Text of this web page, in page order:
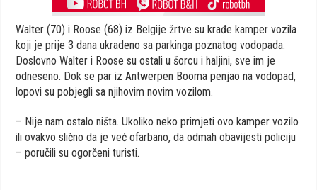
Walter (70) i Roose (68) iz Belgije žrtve su krađe kamper vozila
koji je prije 3 dana ukradeno sa parkinga poznatog vodopada.
Doslovno Walter i Roose su ostali u šorcu i haljini, sve im je
odneseno. Dok se par iz Antwerpen Booma penjao na vodopad,
lopovi su pobjegli sa njihovim novim vozilom.
– Nije nam ostalo ništa. Ukoliko neko primjeti ovo kamper vozilo
ili ovakvo slično da je već ofarbano, da odmah obavijesti policiju
– poručili su ogorčeni turisti.